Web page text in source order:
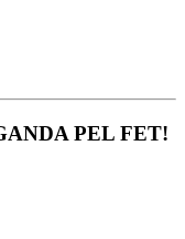
PEL FET!